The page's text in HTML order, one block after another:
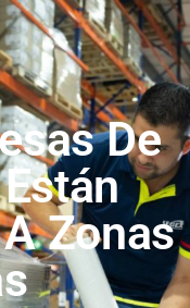
De
Zonas